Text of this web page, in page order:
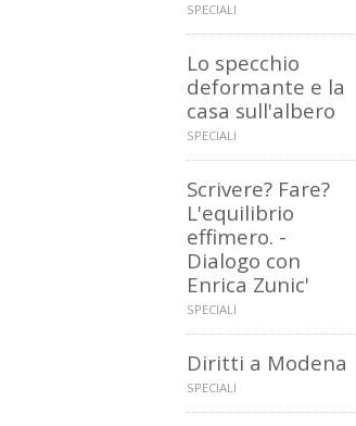
SPECIALI
Lo specchio
deformante e la
casa sull'albero
SPECIALI
Scrivere? Fare?
L'equilibrio
effimero. -
Dialogo con
Enrica Zunic'
SPECIALI
Diritti a Modena
SPECIALI